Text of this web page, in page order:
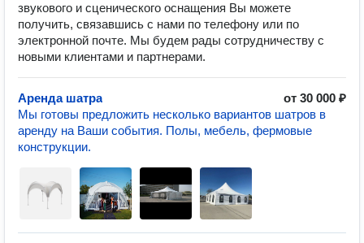
звукового и сценического оснащения Вы можете
получить, связавшись с нами по телефону или по
электронной почте. Мы будем рады сотрудничеству с
новыми клиентами и партнерами.
Аренда шатра
от 30 000 ₽
Мы готовы предложить несколько вариантов шатров в
аренду на Ваши события. Полы, мебель, фермовые
конструкции.